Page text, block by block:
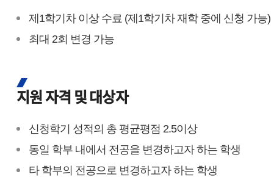
제1학기차 이상 수료 (제1학기차 재학 중에 신청 가능)
최대 2회 변경 가능
지원 자격 및 대상자
신청학기 성적의 총 평균평점 2.5이상
동일 학부 내에서 전공을 변경하고자 하는 학생
타 학부의 전공으로 변경하고자 하는 학생